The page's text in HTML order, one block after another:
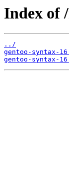
Index of
../
gentoo-syntax-
gentoo-syntax-